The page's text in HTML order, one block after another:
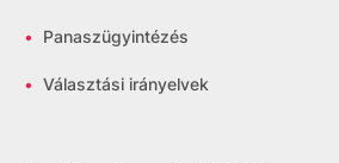
• Panaszügyintézés
• Választási irányelvek